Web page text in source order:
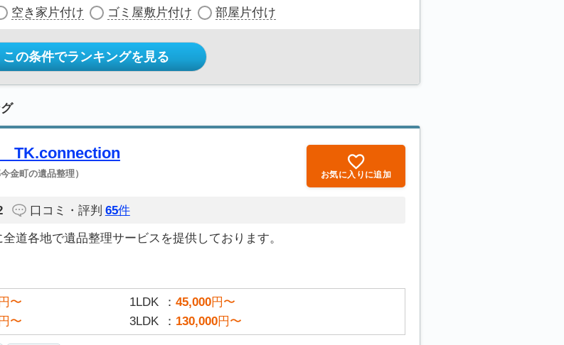
空き家片付け ゴミ屋敷片付け 部屋片付け
この条件でランキングを見る
TK.connection
金町の遺品整理） お気に入りに追加
口コミ・評判 65件
道各地で遺品整理サービスを提供しております。
〜 1LDK 45,000円〜
〜 3LDK 130,000円〜